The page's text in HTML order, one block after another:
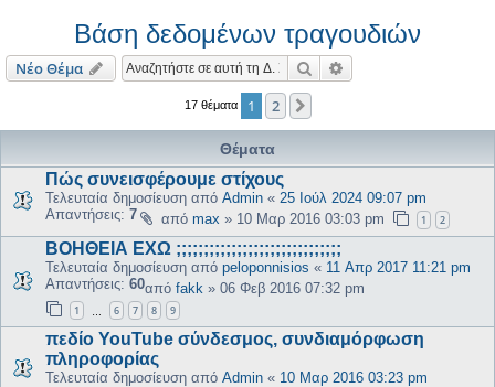
Βάση δεδομένων τραγουδιών
Νέο Θέμα Αναζήτηση
17 θέματα 1 2
Θέματα
Πώς συνεισφέρουμε στίχους
Τελευταία δημοσίευση από Admin « 25 Ιούλ 2024 09:07 pm
Απαντήσεις: 7 από max » 10 Μαρ 2016 03:03 pm 1 2
ΒΟΗΘΕΙΑ ΕΧΩ ;;;;;;;;;;;;;;;;;;;;;;;;;;;;;;
Τελευταία δημοσίευση από peloponnisios « 11 Απρ 2017 11:21 pm
Απαντήσεις: 60από fakk » 06 Φεβ 2016 07:32 pm
1 6 7 8 9
πεδίο YouTube σύνδεσμος, συνδιαμόρφωση
πληροφορίας
Τελευταία δημοσίευση από Admin « 10 Μαρ 2016 03:23 pm